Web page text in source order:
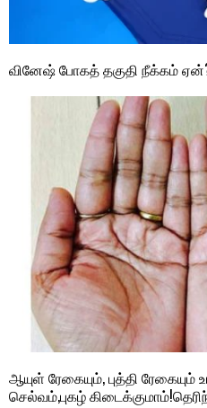
வினேஷ் போகத் தகுதி நீக்கம்
ஆயுள் ரேகையும், புத்தி
செல்வம்,புகழ்